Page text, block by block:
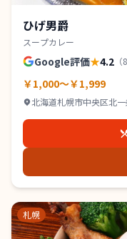
ひげ男爵
スープカレー
Google評価★4.2 （
￥1,000～￥1,999
北海道札幌市中央区北
札幌